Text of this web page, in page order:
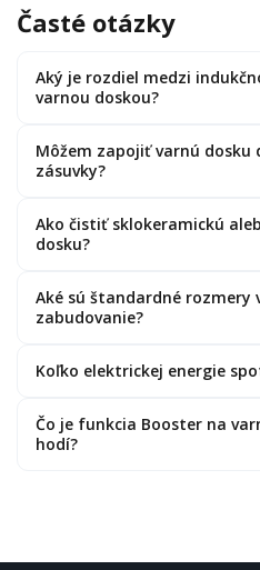
Časté otázky
Aký je rozdiel medzi
varnou doskou?
Môžem zapojiť varnú dosku
zásuvky?
Ako čistiť sklokeramickú
dosku?
Aké sú štandardné rozmery
zabudovanie?
Koľko elektrickej energie
Čo je funkcia Booster na
hodí?